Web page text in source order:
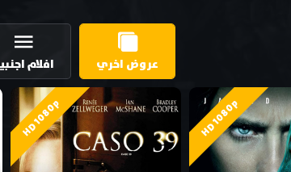
عروض اخري افلام
HD 1080p
HD 1080p